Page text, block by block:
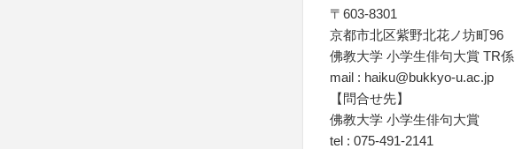
〒603-8301
京都市北区紫野北花ノ坊町96
佛教大学 小学生俳句大賞 TR係
mail : haiku@bukkyo-u.ac.jp
【問合せ先】
佛教大学 小学生俳句大賞
tel : 075-491-2141